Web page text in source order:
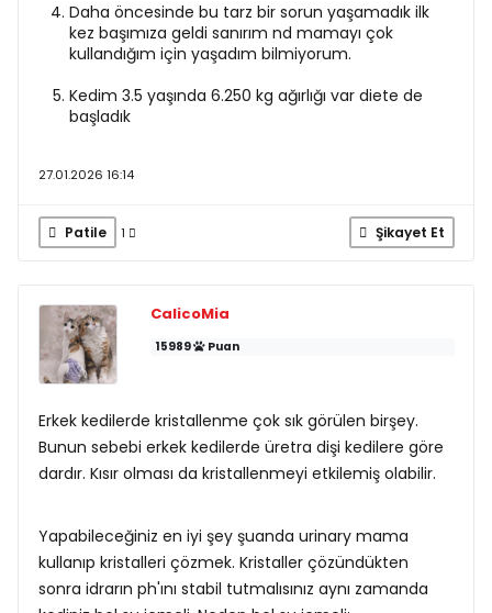
Daha öncesinde bu tarz bir sorun yaşamadık ilk
kez başımıza geldi sanırım nd mamayı çok
kullandığım için yaşadım bilmiyorum.
Kedim 3.5 yaşında 6.250 kg ağırlığı var diete de
başladık
27.01.2026 16:14
Patile 1 Şikayet Et
CalicoMia
15989 Puan
Erkek kedilerde kristallenme çok sık görülen birşey.
Bunun sebebi erkek kedilerde üretra dişi kedilere göre
dardır. Kısır olması da kristallenmeyi etkilemiş olabilir.
Yapabileceğiniz en iyi şey şuanda urinary mama
kullanıp kristalleri çözmek. Kristaller çözündükten
sonra idrarın ph'ını stabil tutmalısınız aynı zamanda